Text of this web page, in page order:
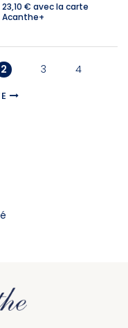
23,10 € avec la carte
Acanthe+
2 3 4